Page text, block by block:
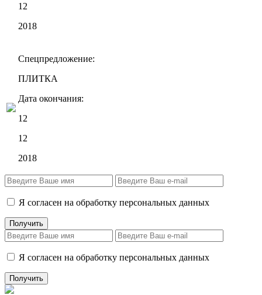
12
2018
Спецпредложение:
ПЛИТКА
Дата окончания:
12
12
2018
Я согласен на обработку персональных данных
Я согласен на обработку персональных данных